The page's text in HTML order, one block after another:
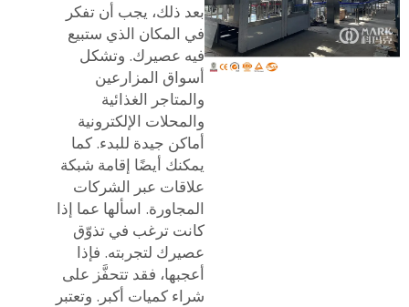
بعد ذلك، يجب أن تفكر
في المكان الذي ستبيع
فيه عصيرك. وتشكل
أسواق المزارعين
والمتاجر الغذائية
والمحلات الإلكترونية
أماكن جيدة للبدء. كما
يمكنك أيضًا إقامة شبكة
علاقات عبر الشركات
المجاورة. اسألها عما إذا
كانت ترغب في تذوّق
عصيرك لتجربته. فإذا
أعجبها، فقد تتحفَّز على
شراء كميات أكبر. وتعتبر